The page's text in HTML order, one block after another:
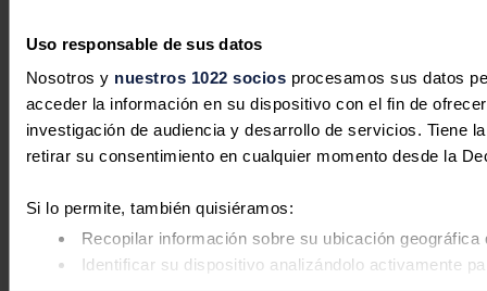
Uso responsable de sus datos
Nosotros y nuestros 1022 sociosprocesamos sus datos
acceder la información en su dispositivo con el fin de
investigación de audiencia y desarrollo de servicios. Tiene
retirar su consentimiento en cualquier momento desde la
Si lo permite, también quisiéramos:
Recopilar información sobre su ubicación
Identificar su dispositivo analizándolo activamente